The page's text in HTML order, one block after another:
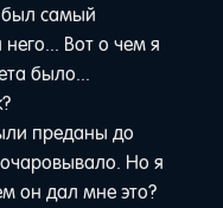
был самый
Вот о чем я
было...
преданы до
Но я
он дал мне это?